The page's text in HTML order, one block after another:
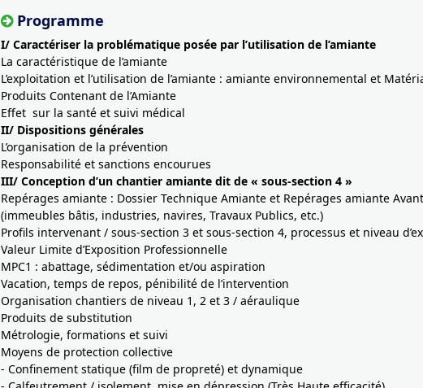
Programme
I/ Caractériser la problématique posée par l’utilisation de l’amiante
La caractéristique de l’amiante
L’exploitation et l’utilisation de l’amiante : amiante environnemental et
Produits Contenant de l’Amiante
Effet sur la santé et suivi médical
II/ Dispositions générales
L’organisation de la prévention
Responsabilité et sanctions encourues
III/ Conception d’un chantier amiante dit de « sous-section 4 »
Repérages amiante : Dossier Technique Amiante et Repérages amiante
(immeubles bâtis, industries, navires, Travaux Publics, etc.)
Profils intervenant / sous-section 3 et sous-section 4, processus et niveau
Valeur Limite d’Exposition Professionnelle
MPC1 : abattage, sédimentation et/ou aspiration
Vacation, temps de repos, pénibilité de l’intervention
Organisation chantiers de niveau 1, 2 et 3 / aéraulique
Produits de substitution
Métrologie, formations et suivi
Moyens de protection collective
- Confinement statique (film de propreté) et dynamique